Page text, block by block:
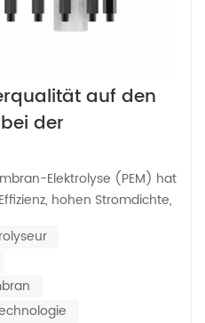
auf den
der
mittels PEM
Elektrolyse (PEM) hat
hohen Stromdichte,
einer der gängigsten
sich die Forschung
von PEM-E...